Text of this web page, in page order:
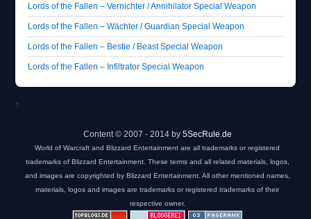
Lords of the Fallen – Vernichter / Annihilator Special Weapon
Lords of the Fallen – Wächter / Guardian Special Weapon
Lords of the Fallen – Bestie / Beast Special Weapon
Lords of the Fallen – Infiltrator Special Weapon
↑
Content © 2007 - 2014 by 5SecRule.de
World of Warcraft and Blizzard Entertainment are all trademarks or registered
trademarks of Blizzard Entertainment. These terms and all related materials, logos,
and images are copyrighted by Blizzard Entertainment. All other mentioned names,
materials, logos and images are trademarks or registered trademarks of their
respective owner.